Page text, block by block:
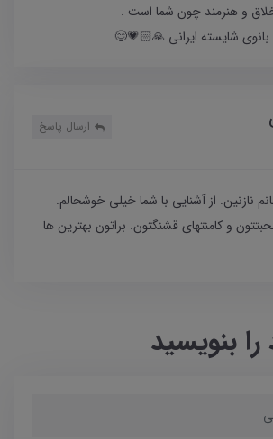
و هنرمند چون شما است .
بانوی شایسته ایرانی 🙏🏻💗😊
ارسال پاسخ
نازنین. از آشنایی با شما خیلی خوشحالم.
و کامنتهای قشنگتون. براتون بهترین ها
بنویسید